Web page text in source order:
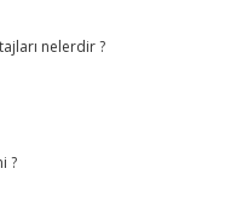
nelerdir ?
?